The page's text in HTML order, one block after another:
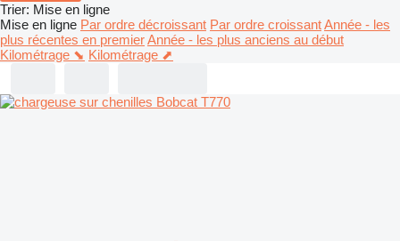
Trier: Mise en ligne
Mise en ligne Par ordre décroissant Par ordre croissantAnnée - les
plus récentes en premierAnnée - les plus anciens au début
Kilométrage ⬊ Kilométrage ⬈